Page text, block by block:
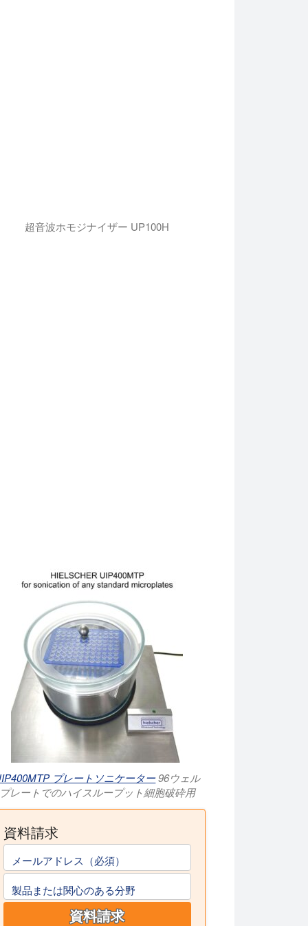
超音波ホモジナイザー UP100H
プレートソニケーター96ウェル
プレートでのハイスループット細胞破砕用
資料請求
メールアドレス（必須）
製品または関心のある分野
資料請求